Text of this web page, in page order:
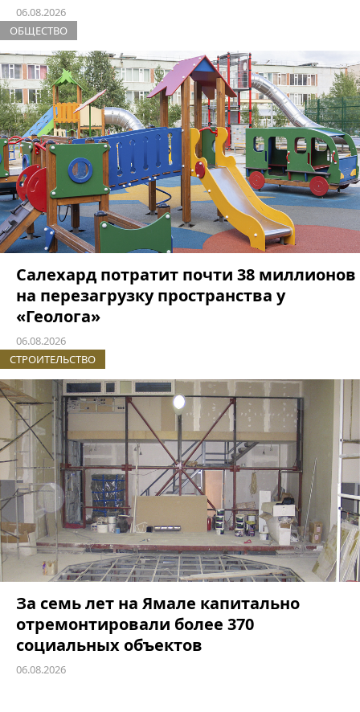
06.08.2026
ОБЩЕСТВО
Салехард потратит почти 38 миллионов
на перезагрузку пространства у
«Геолога»
06.08.2026
СТРОИТЕЛЬСТВО
За семь лет на Ямале капитально
отремонтировали более 370
социальных объектов
06.08.2026